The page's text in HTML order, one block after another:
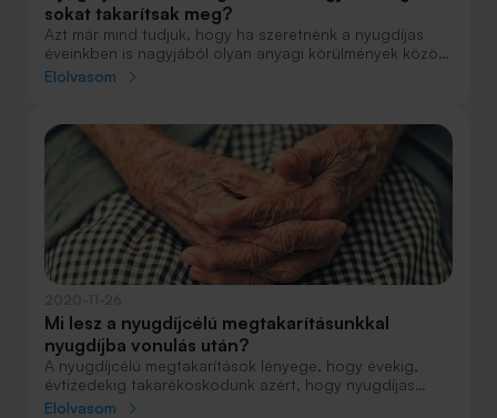
sokat takarítsak meg?
Azt már mind tudjuk, hogy ha szeretnénk a nyugdíjas
éveinkben is nagyjából olyan anyagi körülmények között
élni, mint az aktív időszakban, akkor félre kell tennünk.
Elvégre ha 30 éven át teszek félre 10 ezer forintot, az
pont ugyanaz, mintha 10 éven át tennék félre 30 ezret,
nem? Nem. A Bank360.hu megmutatja, mire kell figyelni.
Elolvasom
Mi lesz a nyugdíjcélú megtakarításunkkal
nyugdíjba vonulás után?
A nyugdíjcélú megtakarítások lényege, hogy évekig,
évtizedekig takarékoskodunk azért, hogy nyugdíjas
éveinkben ki tudjuk egészíteni az állam által
Elolvasom